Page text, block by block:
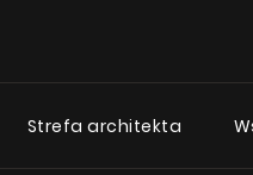
Strefa architekta